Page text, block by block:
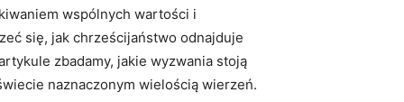
wspólnych wartości i
się, jak chrześcijaństwo odnajduje
zbadamy, jakie wyzwania stoją
⁢naznaczonym‌ wielością wierzeń.